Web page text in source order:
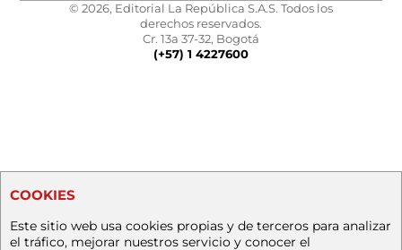
© 2026, Editorial La República S.A.S. Todos los
derechos reservados.
Cr. 13a 37-32, Bogotá
(+57) 1 4227600
COOKIES
Este sitio web usa cookies propias y de terceros para analizar
el tráfico, mejorar nuestros servicio y conocer el